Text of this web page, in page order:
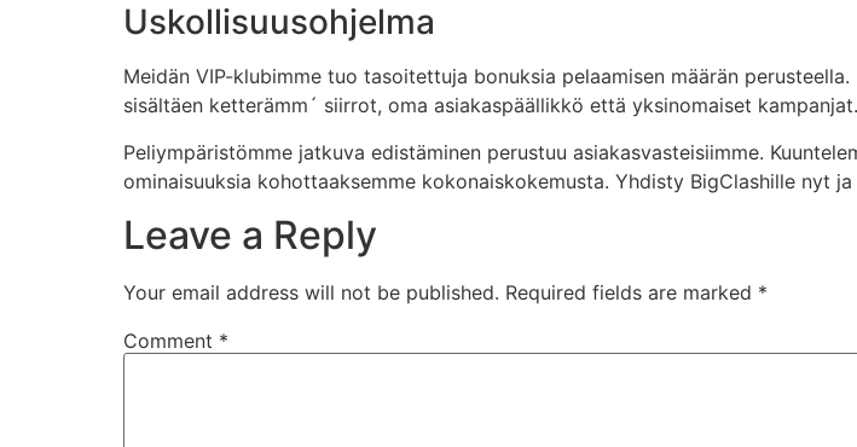
Uskollisuusohjelma
Meidän VIP-klubimme tuo tasoitettuja bonuksia pelaamisen määrän
sisältäen ketterämm´ siirrot, oma asiakaspäällikkö että yksinomaiset kampanjat.
Peliympäristömme jatkuva edistäminen perustuu asiakasvasteisiimme.
ominaisuuksia kohottaaksemme kokonaiskokemusta. Yhdisty BigClashille nyt
Leave a Reply
Your email address will not be published. Required fields are marked *
Comment *